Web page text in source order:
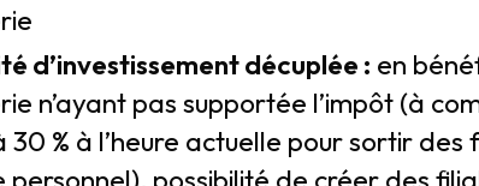
d’investissement décuplée : en
n’ayant pas supportée l’impôt (à
% à l’heure actuelle pour sortir